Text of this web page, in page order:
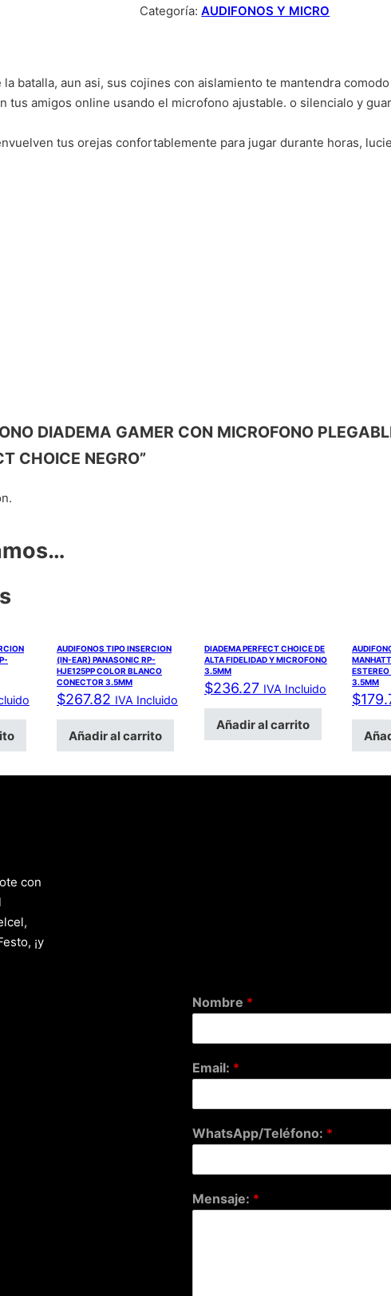
Categoría:AUDIFONOS Y MICRO
batalla, aun asi, sus cojines con aislamiento te mantendra
tus amigos online usando el microfono ajustable. o silencialo y
tus orejas confortablemente para jugar durante horas,
DIADEMA GAMER CON MICROFONO
CHOICE NEGRO”
AUDIFONOS TIPO INSERCION
(IN-EAR) PANASONIC RP-
HJE125PP COLOR BLANCO
CONECTOR 3.5MM
$267.82 IVA Incluido
Añadir al carrito
DIADEMA PERFECT CHOICE DE
ALTA FIDELIDAD Y MICROFONO
3.5MM
$236.27 IVA Incluido
Añadir al carrito
3.5MM
$
con
¡y
Nombre *
Email: *
WhatsApp/Teléfono: *
Mensaje: *